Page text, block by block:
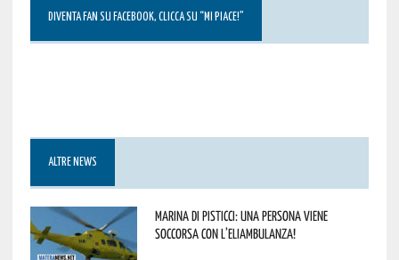
DIVENTA FAN SU FACEBOOK, CLICCA SU “MI PIACE!”
ALTRE NEWS
Marina di Pisticci: una persona viene
soccorsa con l’eliambulanza!